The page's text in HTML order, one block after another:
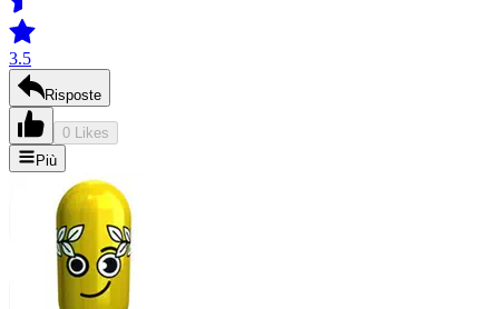
3.5
Risposte
0 Likes
Più